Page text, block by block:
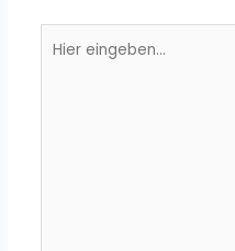
eingeben…